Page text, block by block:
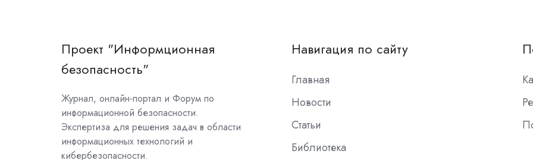
Проект "Информционная
безопасность"
Журнал, онлайн-портал и Форум по
информационной безопасности.
Экспертиза для решения задач в области
информационных технологий и
кибербезопасности.
Навигация по сайту
Главная
Новости
Статьи
Библиотека